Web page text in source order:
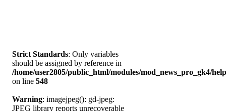
Strict Standards: Only variables
should be assigned by reference in
/home/user2805/public_html/modules/mod_news_pro_gk4/
on line 548
Warning: imagejpeg(): gd-jpeg:
JPEG library reports unrecoverable